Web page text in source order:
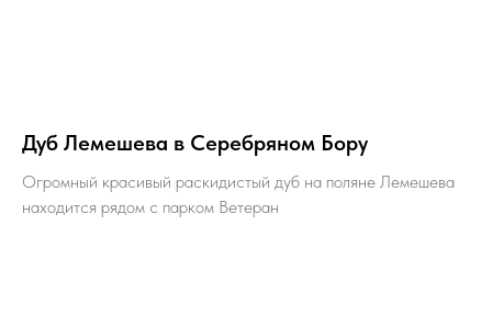
Дуб Лемешева в Серебряном Бору
Огромный красивый раскидистый дуб на поляне Лемешева
находится рядом с парком Ветеран